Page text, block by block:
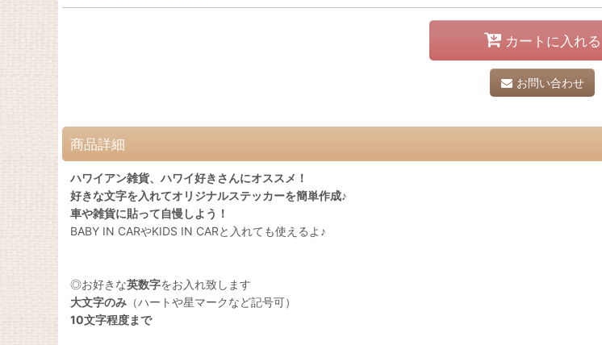
カートに入れる
お問い合わせ
商品詳細
ハワイアン雑貨、ハワイ好きさんにオススメ！
好きな文字を入れてオリジナルステッカーを簡単作成♪
車や雑貨に貼って自慢しよう！
BABY IN CARやKIDS IN CARと入れても使えるよ♪
◎お好きな英数字をお入れ致します
大文字のみ （ハートや星マークなど記号可）
10文字程度まで